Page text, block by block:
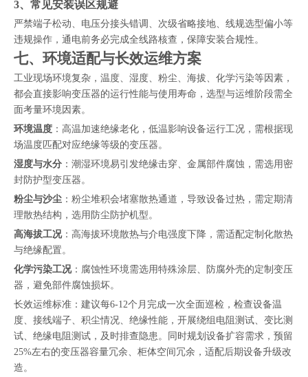
3、常见安装误区规避
严禁端子松动、电压分接头错调、次级省略接地、线规选型偏小等
违规操作，通电前务必完成全线路核查，保障安装合规性。
七、环境适配与长效运维方案
工业现场环境复杂，温度、湿度、粉尘、海拔、化学污染等因素，
都会直接影响变压器的运行性能与使用寿命，选型与运维阶段需全
面考量环境因素。
环境温度 ：高温加速绝缘老化，低温影响设备运行工况，需根据现
场温度匹配对应绝缘等级的变压器。
湿度与水分 ：潮湿环境易引发绝缘击穿、金属部件腐蚀，需选用密
封防护型变压器。
粉尘与沙尘 ：粉尘堆积会堵塞散热通道，导致设备过热，需定期清
理散热结构，选用防尘防护机型。
高海拔工况：高海拔环境散热与介电强度下降，需适配定制化散热
与绝缘配置。
化学污染工况：腐蚀性环境需选用特殊涂层、防腐外壳的定制变压
器，避免部件腐蚀损坏。
长效运维标准：建议每6-12个月完成一次全面巡检，检查设备温
度、接线端子、积尘情况、绝缘性能，开展绕组电阻测试、变比测
试、绝缘电阻测试，及时排查隐患。同时规划设备扩容需求，预留
25%左右的变压器容量冗余、柜体空间冗余，适配后期设备升级改
造。